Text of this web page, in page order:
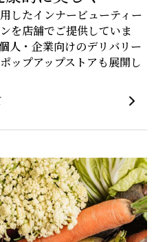
したインナービューティー
を店舗でご提供していま
人・企業向けのデリバリー
ップアップストアも展開し